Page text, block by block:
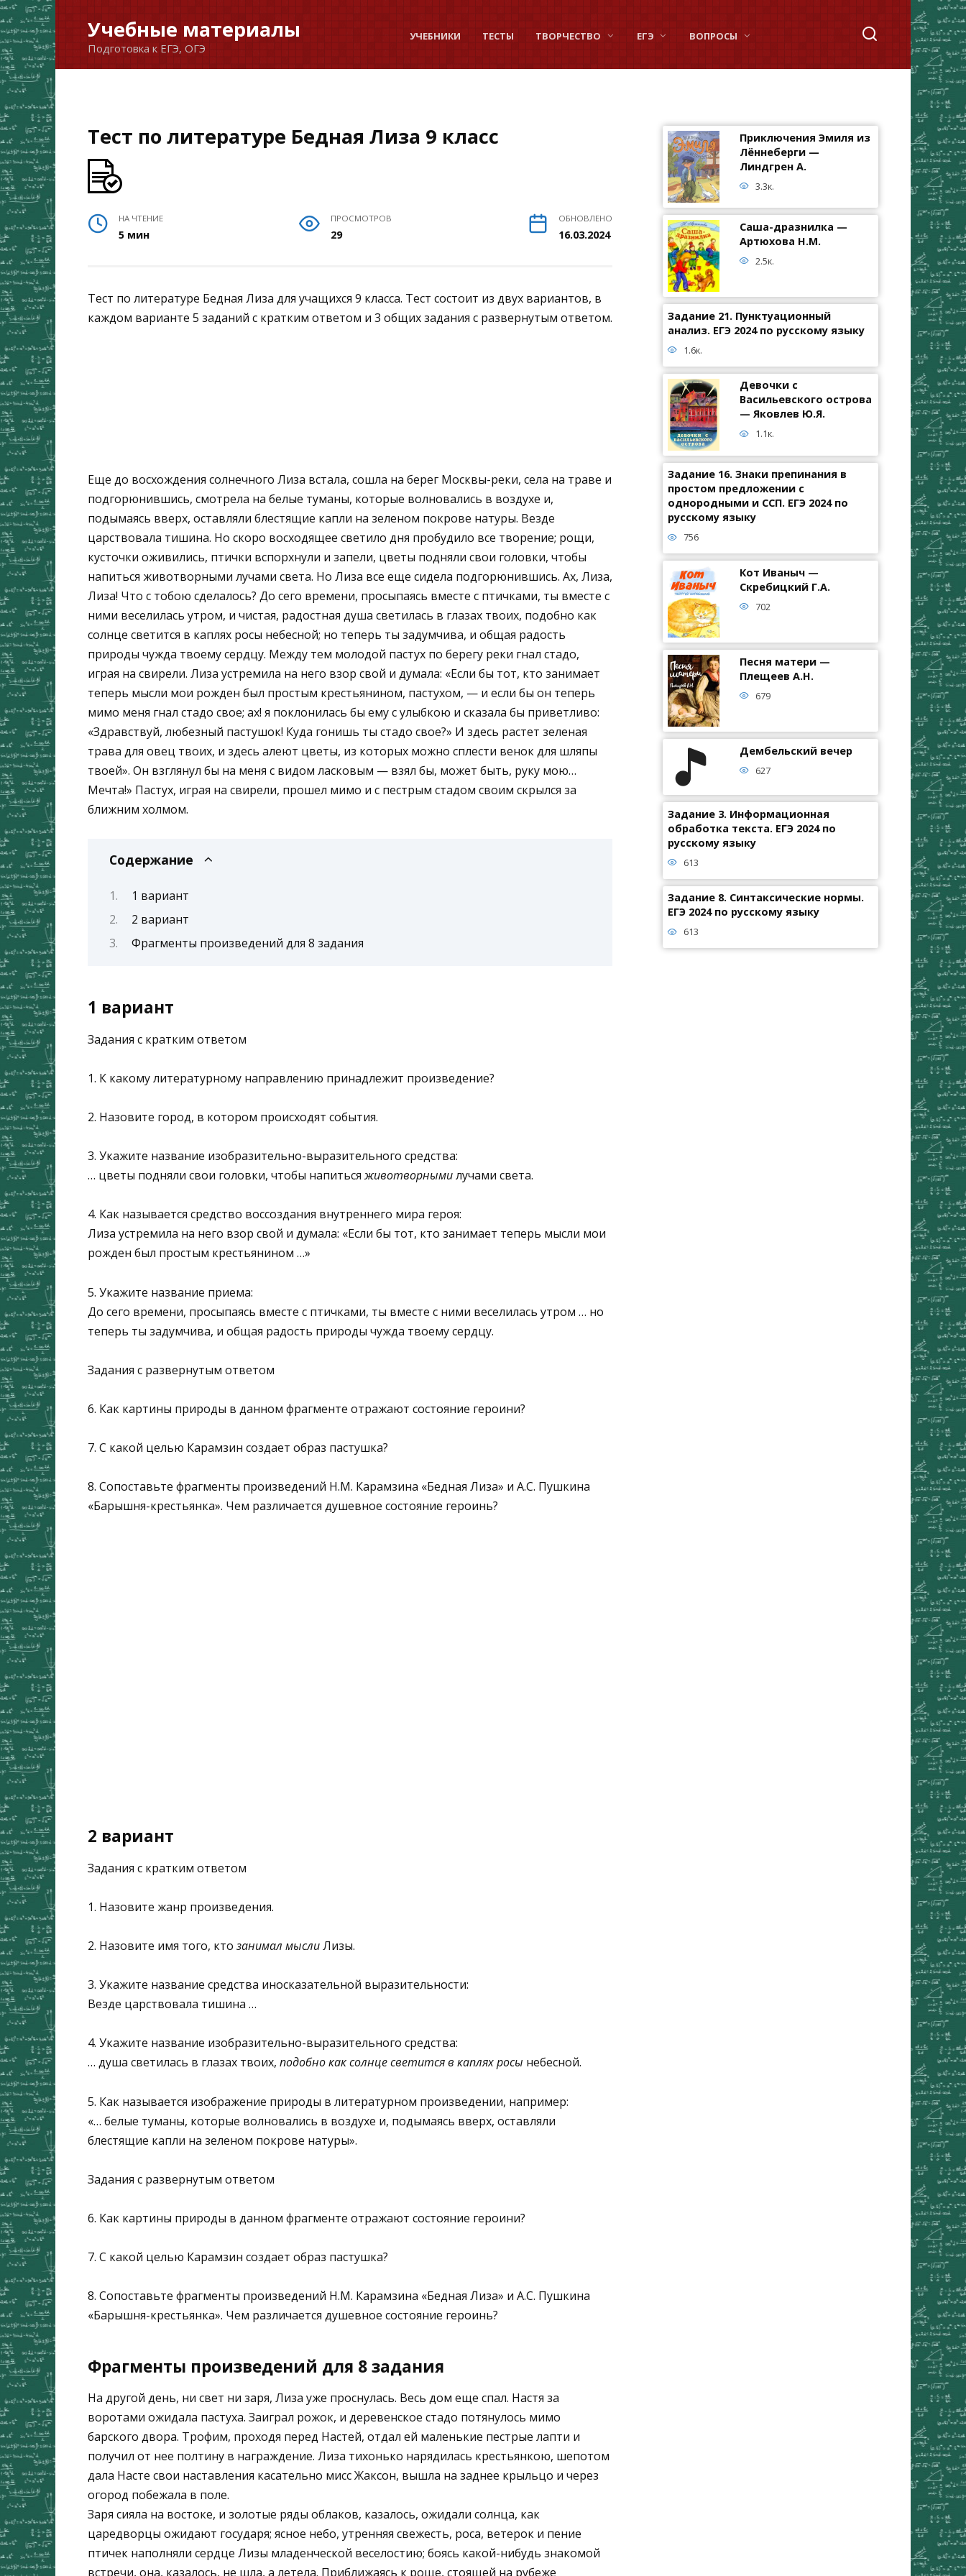
Перейти
к
содержанию
Учебные материалы
Подготовка к ЕГЭ, ОГЭ
УЧЕБНИКИ ТЕСТЫ ТВОРЧЕСТВО ЕГЭ ВОПРОСЫ
Тест по литературе Бедная Лиза 9 класс
НА ЧТЕНИЕ
5 мин
ПРОСМОТРОВ
29
ОБНОВЛЕНО
16.03.2024
Тест по литературе Бедная Лиза для учащихся 9 класса. Тест состоит из двух вариантов, в
каждом варианте 5 заданий с кратким ответом и 3 общих задания с развернутым ответом.
Еще до восхождения солнечного Лиза встала, сошла на берег Мо­сквы-реки, села на траве и
подгорюнившись, смотрела на белые ту­маны, которые волновались в воздухе и,
подымаясь вверх, оставляли блестящие капли на зеленом покрове натуры. Везде
царствовала ти­шина. Но скоро восходящее светило дня пробудило все творение; ро­щи,
кусточки оживились, птички вспорхнули и запели, цветы под­няли свои головки, чтобы
напиться животворными лучами света. Но Лиза все еще сидела подгорюнившись. Ах, Лиза,
Лиза! Что с тобою сделалось? До сего времени, просыпаясь вместе с птичками, ты вме­сте с
ними веселилась утром, и чистая, радостная душа светилась в глазах твоих, подобно как
солнце светится в каплях росы небесной; но теперь ты задумчива, и общая радость
природы чужда твоему сердцу. Между тем молодой пастух по берегу реки гнал стадо,
играя на свирели. Лиза устремила на него взор свой и думала: «Если бы тот, кто занимает
теперь мысли мои рожден был простым крестьяни­ном, пастухом, — и если бы он теперь
мимо меня гнал стадо свое; ах! я поклонилась бы ему с улыбкою и сказала бы приветливо:
«Здравст­вуй, любезный пастушок! Куда гонишь ты стадо свое?» И здесь рас­тет зеленая
трава для овец твоих, и здесь алеют цветы, из которых можно сплести венок для шляпы
твоей». Он взглянул бы на меня с видом ласковым — взял бы, может быть, руку мою…
Мечта!» Пас­тух, играя на свирели, прошел мимо и с пестрым стадом своим скрылся за
ближним холмом.
Содержание
1 вариант
2 вариант
Фрагменты произведений для 8 задания
1 вариант
Задания с кратким ответом
1. К какому литературному направлению принадлежит произведе­ние?
2. Назовите город, в котором происходят события.
3. Укажите название изобразительно-выразительного средства:
… цветы подняли свои головки, чтобы напитьсяживотворнымилучами света.
4. Как называется средство воссоздания внутреннего мира героя:
Лиза устремила на него взор свой и думала: «Если бы тот, кто за­нимает теперь мысли мои
рожден был простым крестьянином …»
5. Укажите название приема:
До сего времени, просыпаясь вместе с птичками, ты вместе с ними веселилась утром … но
теперь ты задумчива, и общая радость приро­ды чужда твоему сердцу.
Задания с развернутым ответом
6. Как картины природы в данном фрагменте отражают состояние героини?
7. С какой целью Карамзин создает образ пастушка?
8. Сопоставьте фрагменты произведений Н.М. Карамзина «Бедная Лиза» и А.С. Пушкина
«Барышня-крестьянка». Чем различается душевное состояние героинь?
2 вариант
Задания с кратким ответом
1. Назовите жанр произведения.
2. Назовите имя того, кто занимал мыслиЛизы.
3. Укажите название средства иносказательной выразительности:
Везде царствовала тишина …
4. Укажите название изобразительно-выразительного средства:
… душа светилась в глазах твоих, подобно как солнце светится в каплях росы небесной.
5. Как называется изображение природы в литературном произведе­нии, например:
«… белые туманы, которые волновались в воздухе и, подымаясь вверх, оставляли
блестящие капли на зеленом покрове натуры».
Задания с развернутым ответом
6. Как картины природы в данном фрагменте отражают состояние героини?
7. С какой целью Карамзин создает образ пастушка?
8. Сопоставьте фрагменты произведений Н.М. Карамзина «Бедная Лиза» и А.С. Пушкина
«Барышня-крестьянка». Чем различается душевное состояние героинь?
Фрагменты произведений для 8 задания
На другой день, ни свет ни заря, Лиза уже проснулась. Весь дом еще спал. Настя за
воротами ожидала пастуха. Заиграл рожок, и деревенское стадо потянулось мимо
барского двора. Трофим, проходя перед Настей, отдал ей маленькие пестрые лапти и
получил от нее полтину в награждение. Лиза тихонько нарядилась крестьянкою, шепотом
дала Насте свои наставления касательно мисс Жаксон, вышла на заднее крыльцо и через
огород побежала в поле.
Заря сияла на востоке, и золотые ряды облаков, казалось, ожидали солнца, как
царедворцы ожидают государя; ясное небо, утренняя свежесть, роса, ветерок и пение
птичек наполняли сердце Лизы младенческой веселостию; боясь какой-нибудь знакомой
встречи, она, казалось, не шла, а летела. Приближаясь к роще, стоящей на рубеже
Приключения Эмиля из
Лённеберги —
Линдгрен А.
3.3к.
Саша-дразнилка —
Артюхова Н.М.
2.5к.
Задание 21. Пунктуационный
анализ. ЕГЭ 2024 по русскому языку
1.6к.
Девочки с
Васильевского острова
— Яковлев Ю.Я.
1.1к.
Задание 16. Знаки препинания в
простом предложении с
однородными и ССП. ЕГЭ 2024 по
русскому языку
756
Кот Иваныч —
Скребицкий Г.А.
702
Песня матери —
Плещеев А.Н.
679
Дембельский вечер
627
Задание 3. Информационная
обработка текста. ЕГЭ 2024 по
русскому языку
613
Задание 8. Синтаксические нормы.
ЕГЭ 2024 по русскому языку
613